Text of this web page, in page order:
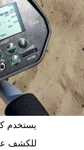
يستخدم
للكشف